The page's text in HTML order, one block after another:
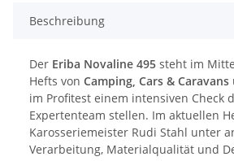
Beschreibung
Der Eriba Novaline 495 steht im
Hefts von Camping, Cars & Caravans
im Profitest einem intensiven Check
Expertenteam stellen. Im aktuellen
Karosseriemeister Rudi Stahl unter
Verarbeitung, Materialqualität und